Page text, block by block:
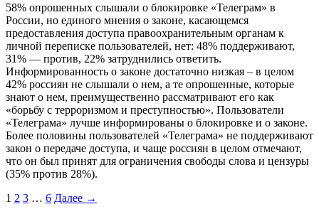
58% опрошенных слышали о блокировке «Телеграм» в
России, но единого мнения о законе, касающемся
предоставления доступа правоохранительным органам к
личной переписке пользователей, нет: 48% поддерживают,
31% — против, 22% затруднились ответить.
Информированность о законе достаточно низкая – в целом
42% россиян не слышали о нем, а те опрошенные, которые
знают о нем, преимущественно рассматривают его как
«борьбу с терроризмом и преступностью». Пользователи
«Телеграма» лучше информированы о блокировке и о законе.
Более половины пользователей «Телеграма» не поддерживают
закон о передаче доступа, и чаще россиян в целом отмечают,
что он был принят для ограничения свободы слова и цензуры
(35% против 28%).
1 2 3 … 6 Далее →